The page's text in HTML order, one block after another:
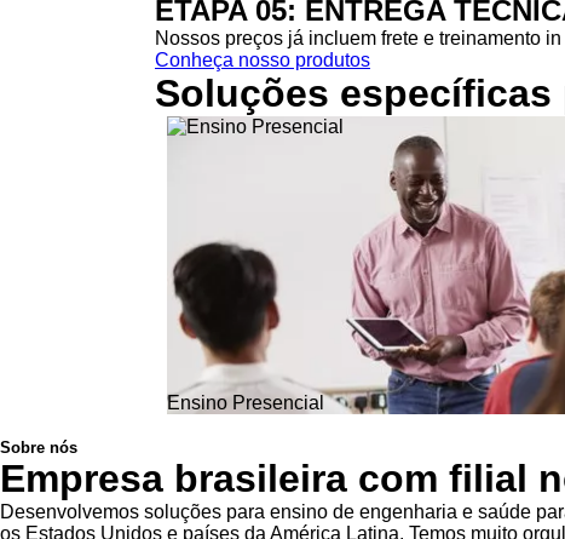
ETAPA 05: ENTREGA
Nossos preços já incluem frete e treinamento
Conheça nosso produtos
Soluções específicas
Ensino Presencial
Sobre nós
Empresa brasileira com filial
Desenvolvemos soluções para ensino de engenharia e saúde
os Estados Unidos e países da América Latina. Temos muito